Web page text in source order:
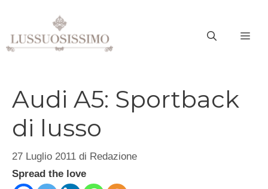
contenuto
Audi A5: Sportback
di lusso
27 Luglio 2011 di Redazione
Spread the love